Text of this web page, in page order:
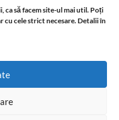
ca să facem site-ul mai util. Poți
cele strict necesare. Detalii în